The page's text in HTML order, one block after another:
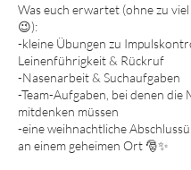
Was euch erwartet (ohne zu
😉):
-kleine Übungen zu
Leinenführigkeit & Rückruf
-Nasenarbeit & Suchaufgaben
-Team-Aufgaben, bei denen die
mitdenken müssen
-eine weihnachtliche
an einem geheimen Ort 🎅✨